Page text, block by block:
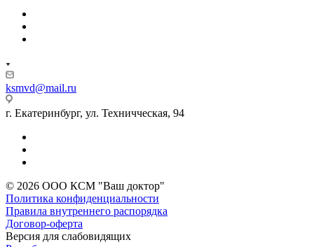
ksmvd@mail.ru
г. Екатеринбург, ул. Техничческая, 94
© 2026 ООО КСМ "Ваш доктор"
Политика конфиденциальности
Правила внутреннего распорядка
Договор-оферта
Версия для слабовидящих